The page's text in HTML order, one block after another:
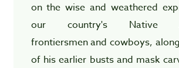
on the wise and weathered
our country's Native
frontiersmen and cowboys,
of his earlier busts and mask